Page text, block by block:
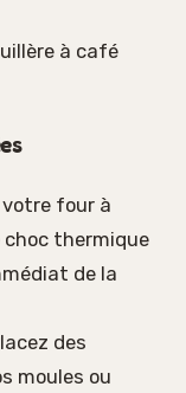
à café
four à
choc thermique
de la
des
moules ou